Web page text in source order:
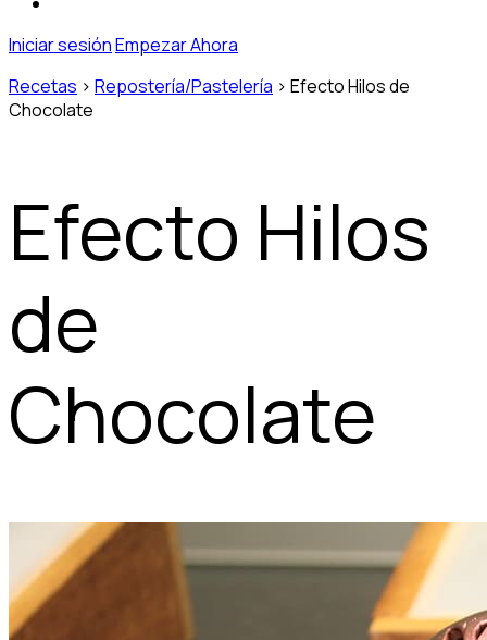
Iniciar sesiónEmpezar Ahora
Recetas > Repostería/Pastelería > Efecto Hilos de
Chocolate
Efecto Hilos
de
Chocolate